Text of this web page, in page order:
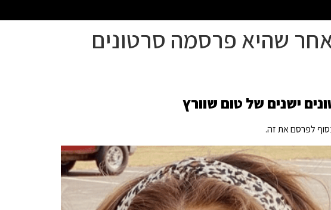
שהיא פרסמה סרטונים
ישנים של טום שוורץ
לפרסם את זה.